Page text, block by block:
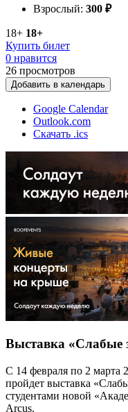
Взрослый: 300 ₽
18+ 18+
Купить билет
0 нравится
26 просмотров
Добавить в календарь
Google Calendar
Outlook.com
Скачать .ics
Выставка «Слабые
С 14 февраля по 2 марта
пройдет выставка
студентами новой
Arcus.